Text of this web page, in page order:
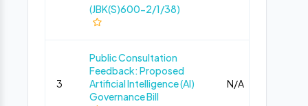
(JBK(S)600-2/1/38)
3
Public Consultation
Feedback: Proposed
Artificial Intelligence (AI)
Governance Bill
N/A